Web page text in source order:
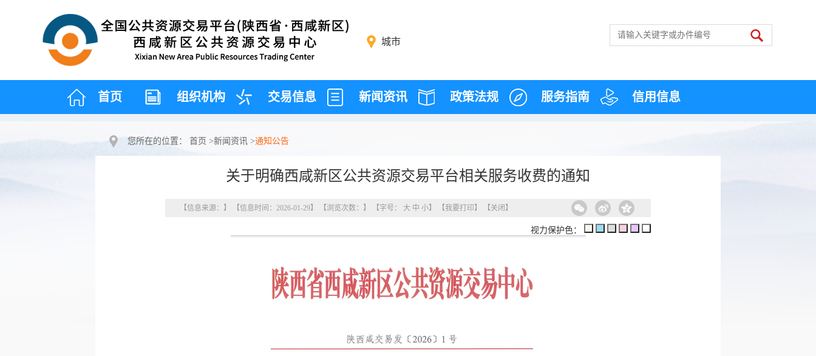
城市
首页 组织机构 交易信息 新闻资讯 政策法规 服务指南 信用信息
您所在的位置： 首页 >新闻资讯 >通知公告
关于明确西咸新区公共资源交易平台相关服务收费的通知
【信息来源：】 【信息时间：2026-01-29】 【浏览次数： 】 【字号： 大 中 小】 【我要打印】 【关闭 】
视力保护色：